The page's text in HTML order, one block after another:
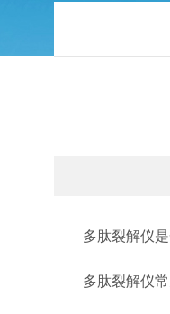
多肽裂解仪是一
多肽裂解仪常